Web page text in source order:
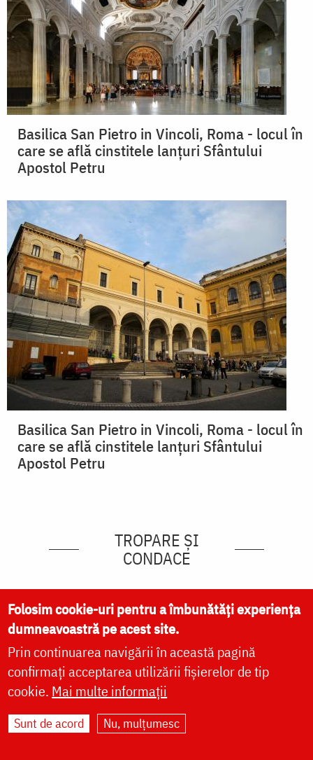
Basilica San Pietro in Vincoli, Roma - locul în
care se află cinstitele lanțuri Sfântului
Apostol Petru
Basilica San Pietro in Vincoli, Roma - locul în
care se află cinstitele lanțuri Sfântului
Apostol Petru
TROPARE ȘI
CONDACE
Folosim cookie-uri pentru a îmbunătăți experiența
dumneavoastră pe acest site.
Prin continuarea navigării în această pagină
confirmați acceptarea utilizării fișierelor de tip
cookie. Mai multe informații
Sunt de acord Nu, mulțumesc